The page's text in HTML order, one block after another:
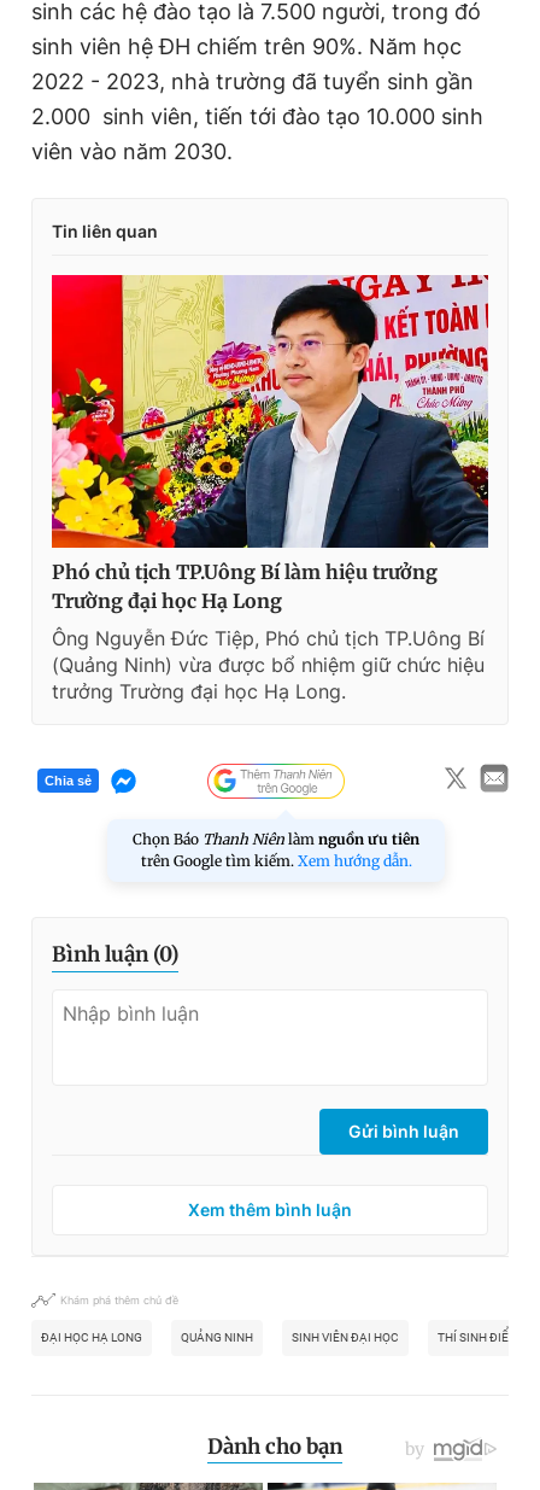
sinh các hệ đào tạo là 7.500 người, trong đó
sinh viên hệ ĐH chiếm trên 90%. Năm học
2022 - 2023, nhà trường đã tuyển sinh gần
2.000 sinh viên, tiến tới đào tạo 10.000 sinh
viên vào năm 2030.
Tin liên quan
Phó chủ tịch TP.Uông Bí làm hiệu trưởng
Trường đại học Hạ Long
Ông Nguyễn Đức Tiệp, Phó chủ tịch TP.Uông Bí
(Quảng Ninh) vừa được bổ nhiệm giữ chức hiệu
trưởng Trường đại học Hạ Long.
Chia sẻ
Chọn Báo Thanh Niên làm nguồn ưu tiên
trên Google tìm kiếm. Xem hướng dẫn.
Bình luận (0)
Gửi bình luận
Xem thêm bình luận
Khám phá thêm chủ đề
ĐẠI HỌC HẠ LONG QUẢNG NINH SINH VIÊN ĐẠI HỌC THÍ SINH ĐIỂM